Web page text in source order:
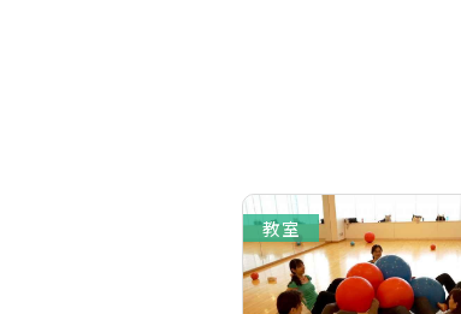
教室